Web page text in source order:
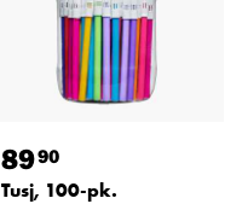
8990
Tusj, 100-pk.